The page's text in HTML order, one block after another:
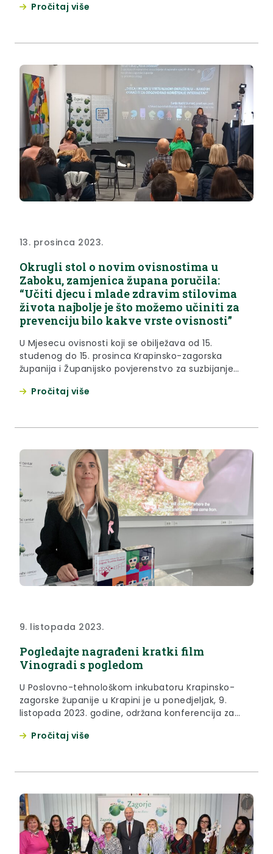
film nastao je u produkciji tvrtke Balduči film, koja
Pročitaj više
13. prosinca 2023.
Okrugli stol o novim ovisnostima u
Zaboku, zamjenica župana poručila:
“Učiti djecu i mlade zdravim stilovima
života najbolje je što možemo učiniti za
prevenciju bilo kakve vrste ovisnosti”
U Mjesecu ovisnosti koji se obilježava od 15.
studenog do 15. prosinca Krapinsko-zagorska
županija i Županijsko povjerenstvo za suzbijanje
13. prosinca 2023. okrugli stol na temu novih
Pročitaj više
9. listopada 2023.
Pogledajte nagrađeni kratki film
Vinogradi s pogledom
U Poslovno-tehnološkom inkubatoru Krapinsko-
zagorske županije u Krapini je u ponedjeljak, 9.
listopada 2023. godine, održana konferencija za
turistički promo film Vinogradi s pogledom /
Krapinsko-zagorske županije Martina...
Pročitaj više